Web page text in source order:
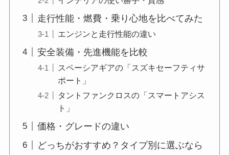
走行性能・燃費・乗り心地を比べてみた
エンジンと走行性能の違い
安全装備・先進機能を比較
スペーシアギアの「スズキセーフティサ
ポート」
タントファンクロスの「スマートアシス
ト」
価格・グレードの違い
どっちがおすすめ？タイプ別に選ぶなら